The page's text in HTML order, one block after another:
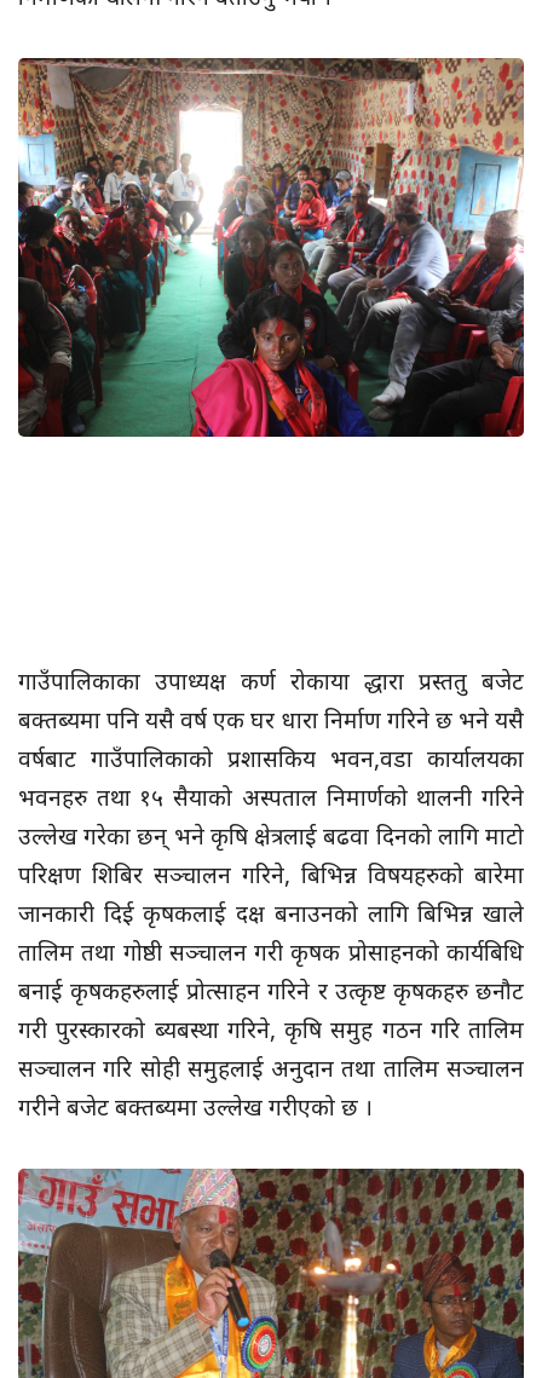
गाउँपालिकाका उपाध्यक्ष कर्ण रोकाया द्धारा प्रस्ततु बजेट
बक्तब्यमा पनि यसै वर्ष एक घर धारा निर्माण गरिने छ भने यसै
वर्षबाट गाउँपालिकाको प्रशासकिय भवन,वडा कार्यालयका
भवनहरु तथा १५ सैयाको अस्पताल निमार्णको थालनी गरिने
उल्लेख गरेका छन् भने कृषि क्षेत्रलाई बढवा दिनको लागि माटो
परिक्षण शिबिर सञ्चालन गरिने, बिभिन्न विषयहरुको बारेमा
जानकारी दिई कृषकलाई दक्ष बनाउनको लागि बिभिन्न खाले
तालिम तथा गोष्ठी सञ्चालन गरी कृषक प्रोसाहनको कार्यबिधि
बनाई कृषकहरुलाई प्रोत्साहन गरिने र उत्कृष्ट कृषकहरु छनौट
गरी पुरस्कारको ब्यबस्था गरिने, कृषि समुह गठन गरि तालिम
सञ्चालन गरि सोही समुहलाई अनुदान तथा तालिम सञ्चालन
गरीने बजेट बक्तब्यमा उल्लेख गरीएको छ ।